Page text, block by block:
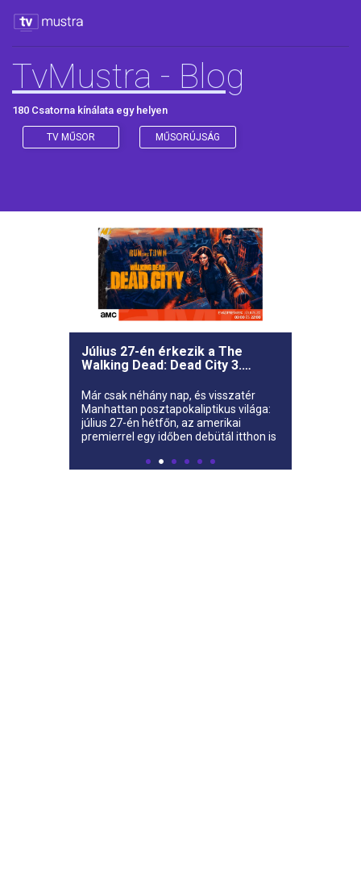
TvMustra - Blog
180 Csatorna kínálata egy helyen
TV MŰSOR MŰSORÚJSÁG
Július 27-én érkezik a The
Walking Dead: Dead City 3.
Már csak néhány nap, és visszatér
Manhattan posztapokaliptikus világa:
július 27-én hétfőn, az amerikai
premierrel egy időben debütál itthon is
City harmadik évada.